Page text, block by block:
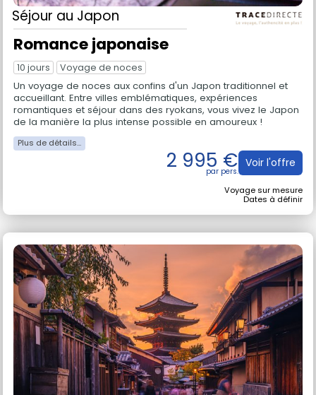
Séjour au Japon
Romance japonaise
10 jours Voyage de noces
Un voyage de noces aux confins d'un Japon traditionnel et
accueillant. Entre villes emblématiques, expériences
romantiques et séjour dans des ryokans, vous vivez le Japon
de la manière la plus intense possible en amoureux !
2 995 € Voir l'offre
Voyage sur mesure
Dates à définir